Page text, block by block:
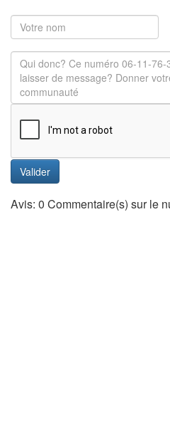
Valider
Avis: 0 Commentaire(s) sur le